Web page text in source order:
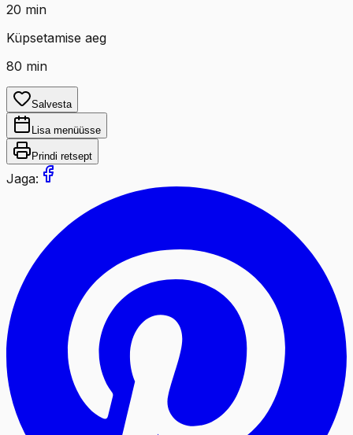
20 min
Küpsetamise aeg
80 min
Salvesta
Lisa menüüsse
Prindi retsept
Jaga: